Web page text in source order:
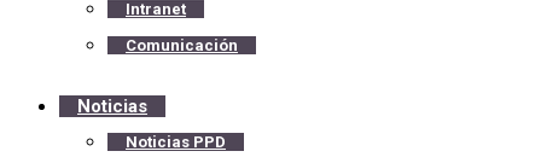
Intranet
Comunicación
Noticias
Noticias PPD